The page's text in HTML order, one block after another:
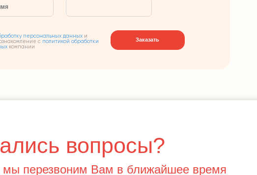
персональных данных и
с политикой обработки
компании
Заказать
вопросы?
мы перезвоним Вам в ближайшее время